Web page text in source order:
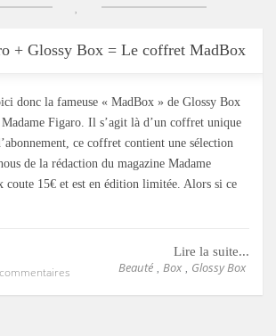
+ Glossy Box = Le coffret MadBox
donc la fameuse « MadBox » de Glossy Box
Figaro. Il s’agit là d’un coffret unique
ce coffret contient une sélection
de la rédaction du magazine Madame
coute 15€ et est en édition limitée. Alors si ce
Lire la suite...
Beauté Box Glossy Box